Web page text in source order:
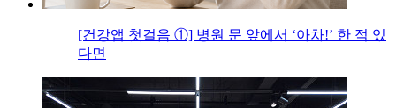
[건강앱 첫걸음 ①] 병원 문 앞에서 ‘아차!’ 한 적 있
다면